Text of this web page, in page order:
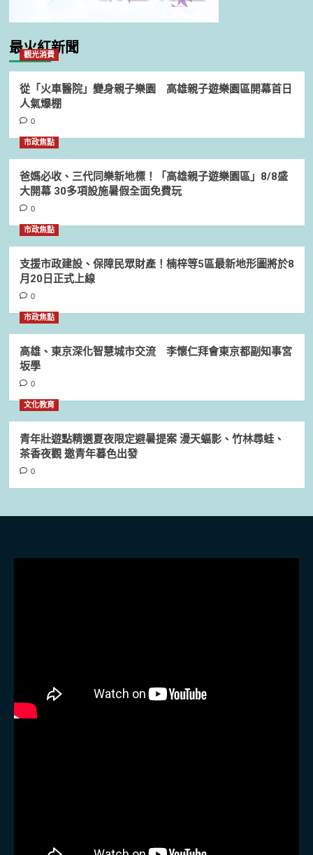
最火紅新聞
觀光消費
從「火車醫院」變身親子樂園 高雄親子遊樂園區開幕首日
人氣爆棚
0
市政焦點
爸媽必收、三代同樂新地標！「高雄親子遊樂園區」8/8盛
大開幕 30多項設施暑假全面免費玩
0
市政焦點
支援市政建設、保障民眾財產！楠梓等5區最新地形圖將於8
月20日正式上線
0
市政焦點
高雄、東京深化智慧城市交流 李懷仁拜會東京都副知事宮
坂學
0
文化教育
青年壯遊點精選夏夜限定避暑提案 漫天蝠影、竹林尋蛙、
茶香夜觀 邀青年暮色出發
0